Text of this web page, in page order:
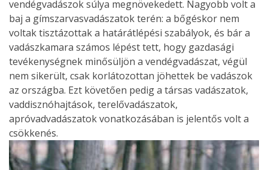
vendégvadászok súlya megnövekedett. Nagyobb volt a
baj a gímszarvasvadászatok terén: a bőgéskor nem
voltak tisztázottak a határátlépési szabályok, és bár a
vadászkamara számos lépést tett, hogy gazdasági
tevékenységnek minősüljön a vendégvadászat, végül
nem sikerült, csak korlátozottan jöhettek be vadászok
az országba. Ezt követően pedig a társas vadászatok,
vaddisznóhajtások, terelővadászatok,
apróvadvadászatok vonatkozásában is jelentős volt a
csökkenés.